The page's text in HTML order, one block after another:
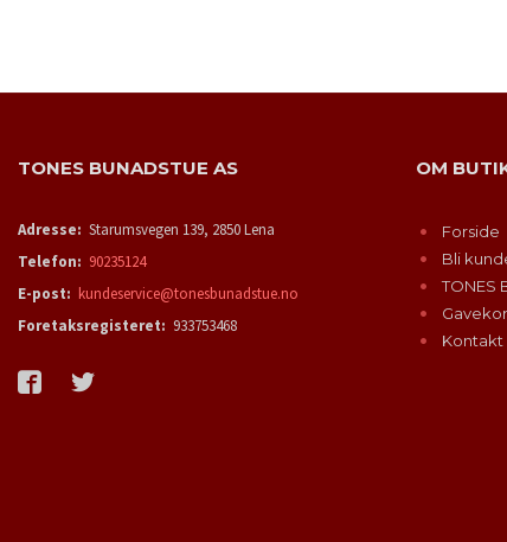
TONES BUNADSTUE AS
Adresse: Starumsvegen 139, 2850 Lena
Telefon: 90235124
E-post: kundeservice@tonesbunadstue.no
Foretaksregisteret: 933753468
OM
Forside
Bli
TONES
Kontakt